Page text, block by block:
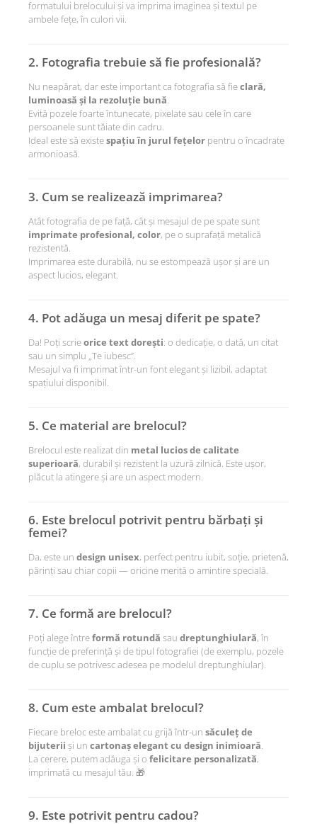
prietenă, familie
💝 Ideal pentru:
Îndrăgostiților,aniversare,Crăciun ,Ziua
Tatălui / Mamei, sau pur și simplu pentru a
transmite un mesaj de iubire autentic.
Unbreloc cu fotografie și mesaj imprimat, plin
formatului brelocului și va imprima imaginea și textul pe
ambele fețe, în culori vii.
2. Fotografia trebuie să fie profesională?
Nu neapărat, dar este important ca fotografia să fieclară,
luminoasă și la rezoluție bună
Evită pozele foarte întunecate, pixelate sau cele în care
persoanele sunt tăiate din cadru.
Ideal este să existespațiu în jurul fețelor pentru o încadrate
armonioasă.
3. Cum se realizează imprimarea?
Atât fotografia de pe față, cât și mesajul de pe spate sunt
imprimate profesional, color, pe o suprafață metalică
rezistentă.
Imprimarea este durabilă, nu se estompează ușor și are un
aspect lucios, elegant.
4. Pot adăuga un mesaj diferit pe spate?
Da! Poți scrieorice text dorești: o dedicație, o dată, un citat
sau un simplu „Te iubesc”.
Mesajul va fi imprimat într-un font elegant și lizibil, adaptat
spațiului disponibil.
5. Ce material are brelocul?
Brelocul este realizat din metal lucios de calitate
superioară, durabil și rezistent la uzură zilnică. Este ușor,
plăcut la atingere și are un aspect modern.
6. Este brelocul potrivit pentru bărbați și
femei?
Da, este un design unisex, perfect pentru iubit, soție, prietenă,
părinți sau chiar copii — oricine merită o amintire specială.
7. Ce formă are brelocul?
Poți alege întreformă rotundă sau dreptunghiulară, în
funcție de preferință și de tipul fotografiei (de exemplu, pozele
de cuplu se potrivesc adesea pe modelul dreptunghiular).
8. Cum este ambalat brelocul?
Fiecare breloc este ambalat cu grijă într-un săculeț de
bijuterii și un cartonaș elegant cu design inimioară
La cerere, putem adăuga și o felicitare personalizată,
imprimată cu mesajul tău. 🎁
9. Este potrivit pentru cadou?